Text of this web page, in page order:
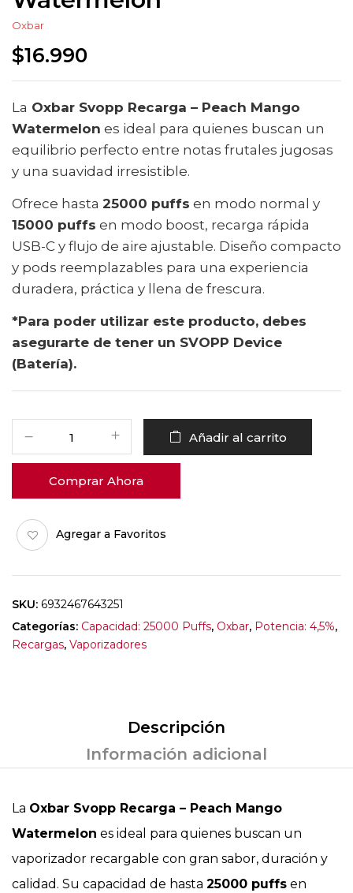
Oxbar
$16.990
La Oxbar Svopp Recarga – Peach Mango
Watermelon es ideal para quienes buscan un
equilibrio perfecto entre notas frutales jugosas
y una suavidad irresistible.
Ofrece hasta 25000 puffs en modo normal y
15000 puffs en modo boost, recarga rápida
USB-C y flujo de aire ajustable. Diseño compacto
y pods reemplazables para una experiencia
duradera, práctica y llena de frescura.
*Para poder utilizar este producto, debes
asegurarte de tener un SVOPP Device
(Batería).
Añadir al carrito
Comprar Ahora
Agregar a Favoritos
SKU: 6932467643251
Categorías: Capacidad: 25000 Puffs, Oxbar, Potencia: 4,5%,
Recargas, Vaporizadores
Descripción
Información adicional
La Oxbar Svopp Recarga – Peach Mango
Watermelon es ideal para quienes buscan un
vaporizador recargable con gran sabor, duración y
calidad. Su capacidad de hasta 25000 puffs en